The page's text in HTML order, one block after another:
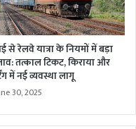
से रेलवे यात्रा के नियमों में बड़ा
तत्काल टिकट, किराया और
में नई व्यवस्था लागू
30, 2025